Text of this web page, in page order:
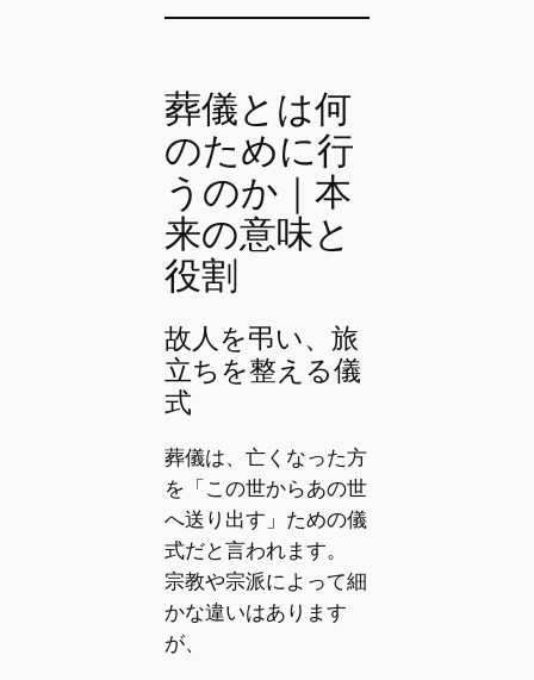
葬儀とは何
のために行
うのか｜本
来の意味と
役割
故人を弔い、旅
立ちを整える儀
式
葬儀は、亡くなった方
を「この世からあの世
へ送り出す」ための儀
式だと言われます。
宗教や宗派によって細
かな違いはあります
が、